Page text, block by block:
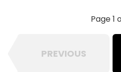
Page 1
PREVIOUS